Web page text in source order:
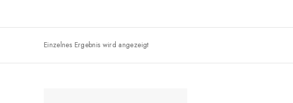
Einzelnes Ergebnis wird angezeigt